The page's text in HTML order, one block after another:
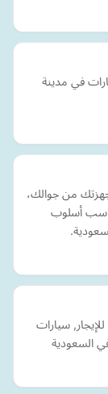
في مدينة
من جوالك،
أسلوب
سيارات
السعودية